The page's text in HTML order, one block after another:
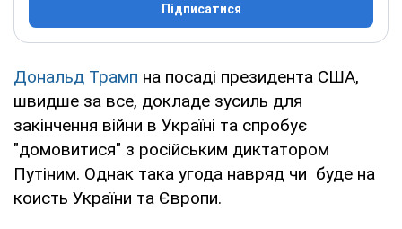
Підписатися
Дональд Трамп на посаді президента США,
швидше за все, докладе зусиль для
закінчення війни в Україні та спробує
"домовитися" з російським диктатором
Путіним. Однак така угода навряд чи буде на
коисть України та Європи.